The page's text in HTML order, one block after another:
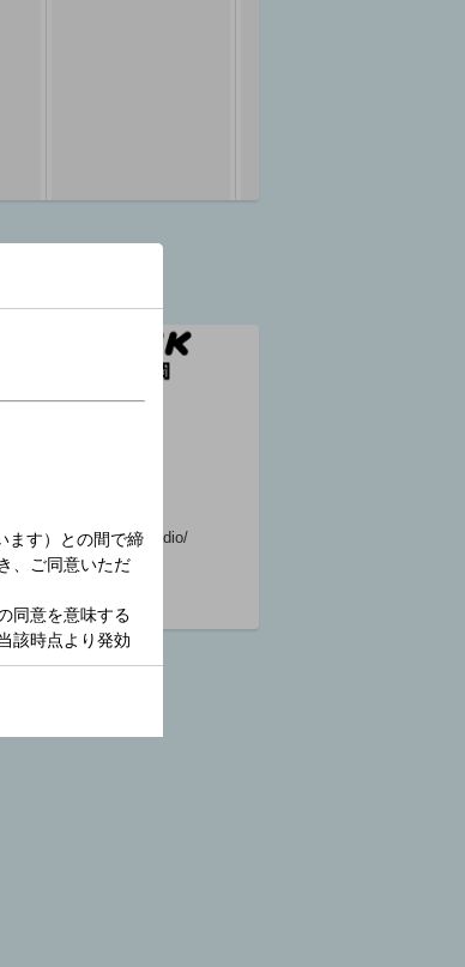
森崎ウィン(司会)
コールサイン :
https://www.nhk.or.jp/radio/